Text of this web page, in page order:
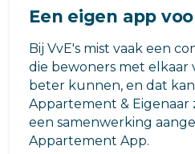
Een eigen app
Bij VvE's mist vaak een
die bewoners met elkaar
beter kunnen, en dat
Appartement & Eigenaar
een samenwerking
Appartement App.